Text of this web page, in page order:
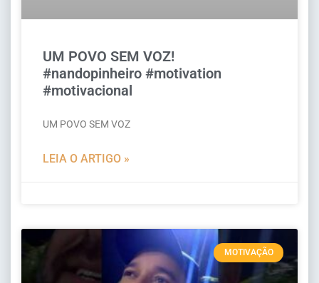
UM POVO SEM VOZ!
#nandopinheiro #motivation
#motivacional
UM POVO SEM VOZ
LEIA O ARTIGO »
MOTIVAÇÃO